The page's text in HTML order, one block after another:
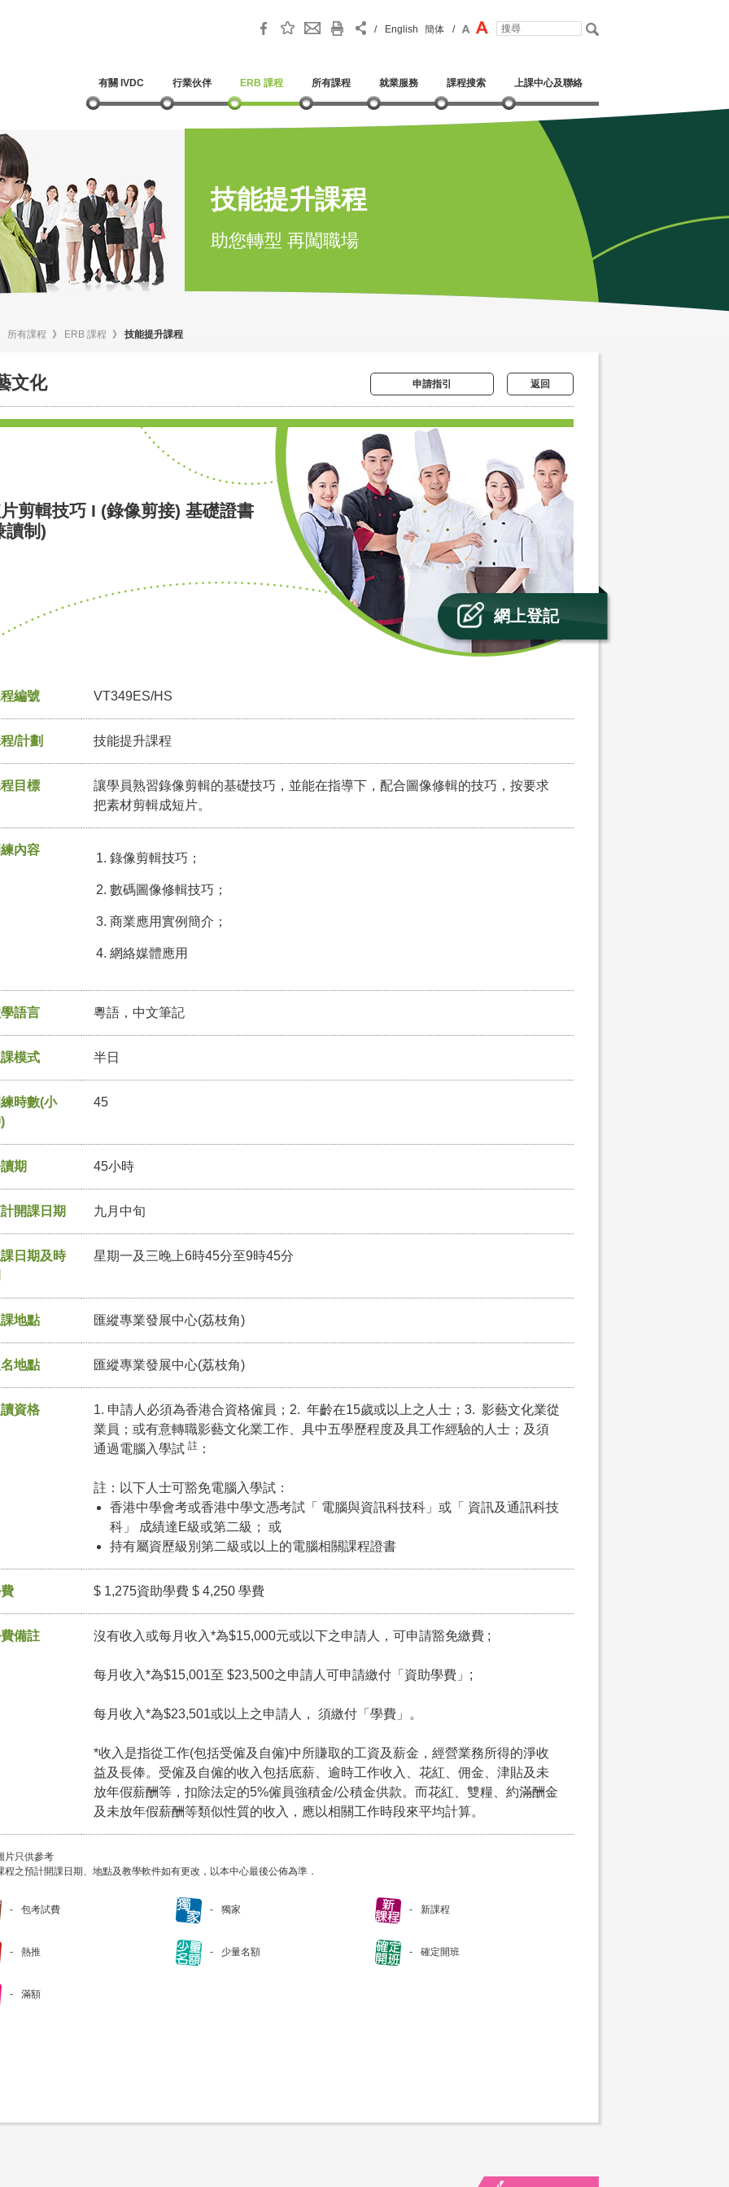
/ English 簡体 /
有關 IVDC 行業伙伴 ERB 課程 所有課程 就業服務 課程搜索 上課中心及聯絡
技能提升課程
助您轉型 再闖職場
所有課程 》 ERB 課程 》 技能提升課程
文化 申請指引 返回
剪輯技巧 I (錄像剪接) 基礎證書
讀制)
網上登記
編號 VT349ES/HS
/計劃 技能提升課程
目標
讓學員熟習錄像剪輯的基礎技巧，並能在指導下，配合圖像修輯的技巧，按要求
把素材剪輯成短片。
內容
錄像剪輯技巧；
數碼圖像修輯技巧；
商業應用實例簡介；
網絡媒體應用
語言 粵語，中文筆記
模式 半日
時數(小
45
期 45小時
開課日期 九月中旬
日期及時
星期一及三晚上6時45分至9時45分
地點 匯縱專業發展中心(荔枝角)
地點 匯縱專業發展中心(荔枝角)
資格
1. 申請人必須為香港合資格僱員；2. 年齡在15歲或以上之人士；3. 影藝文化業從
業員；或有意轉職影藝文化業工作、具中五學歷程度及具工作經驗的人士；及須
通過電腦入學試 註 ：
註：以下人士可豁免電腦入學試：
香港中學會考或香港中學文憑考試「 電腦與資訊科技科」或「 資訊及通訊科技
科」 成績達E級或第二級； 或
持有屬資歷級別第二級或以上的電腦相關課程證書
$ 1,275資助學費 $ 4,250 學費
備註 沒有收入或每月收入*為$15,000元或以下之申請人，可申請豁免繳費 ;
每月收入*為$15,001至 $23,500之申請人可申請繳付「資助學費」;
每月收入*為$23,501或以上之申請人， 須繳付「學費」。
*收入是指從工作(包括受僱及自僱)中所賺取的工資及薪金，經營業務所得的淨收
益及長俸。受僱及自僱的收入包括底薪、逾時工作收入、花紅、佣金、津貼及未
放年假薪酬等，扣除法定的5%僱員強積金/公積金供款。而花紅、雙糧、約滿酬金
及未放年假薪酬等類似性質的收入，應以相關工作時段來平均計算。
片只供參考
程之預計開課日期、地點及教學軟件如有更改，以本中心最後公佈為準．
包考試費 獨家 新課程
熱推 少量名額 確定開班
滿額